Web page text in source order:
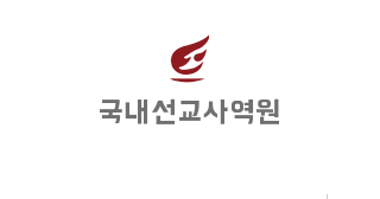
​국내선교사역원